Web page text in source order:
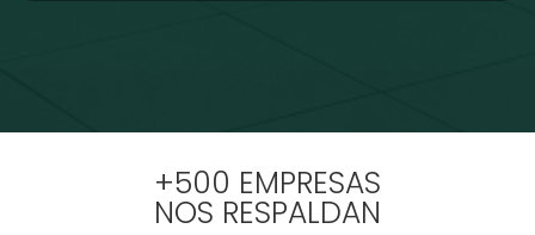
+500 EMPRESAS
NOS RESPALDAN